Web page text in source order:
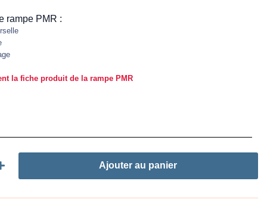
rampe PMR :
la fiche produit de la rampe PMR
Ajouter au panier